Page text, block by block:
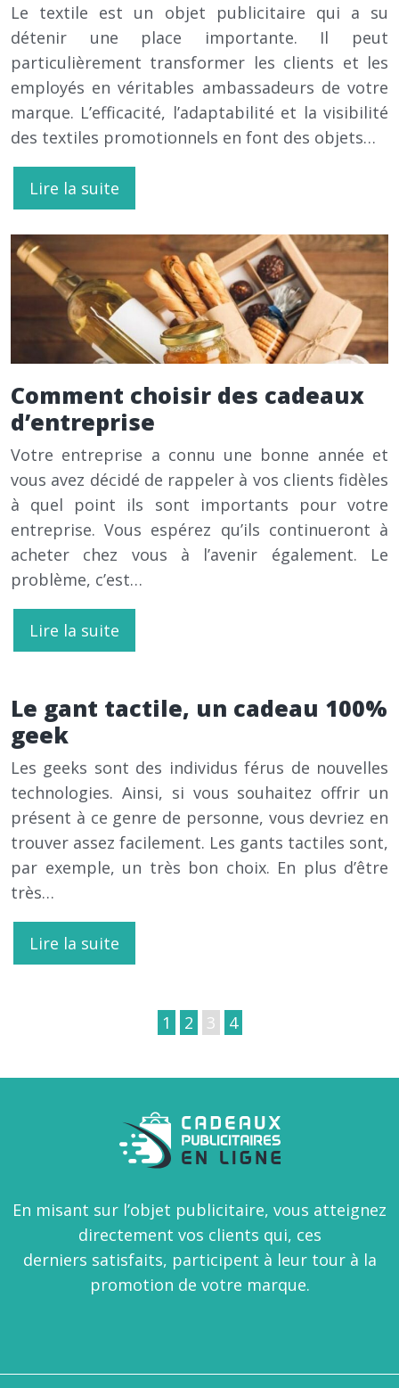
Le textile est un objet publicitaire qui a su
détenir une place importante. Il peut
particulièrement transformer les clients et les
employés en véritables ambassadeurs de votre
marque. L’efficacité, l’adaptabilité et la visibilité
des textiles promotionnels en font des objets…
Lire la suite
Comment choisir des cadeaux
d’entreprise
Votre entreprise a connu une bonne année et
vous avez décidé de rappeler à vos clients fidèles
à quel point ils sont importants pour votre
entreprise. Vous espérez qu’ils continueront à
acheter chez vous à l’avenir également. Le
problème, c’est…
Lire la suite
Le gant tactile, un cadeau 100%
geek
Les geeks sont des individus férus de nouvelles
technologies. Ainsi, si vous souhaitez offrir un
présent à ce genre de personne, vous devriez en
trouver assez facilement. Les gants tactiles sont,
par exemple, un très bon choix. En plus d’être
très…
Lire la suite
1 2 3 4
En misant sur l’objet publicitaire, vous atteignez
directement vos clients qui, ces
derniers satisfaits, participent à leur tour à la
promotion de votre marque.